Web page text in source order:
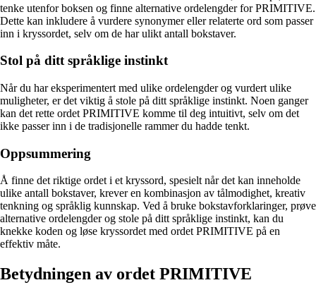
tenke utenfor boksen og finne alternative ordelengder for PRIMITIVE.
Dette kan inkludere å vurdere synonymer eller relaterte ord som passer
inn i kryssordet, selv om de har ulikt antall bokstaver.
Stol på ditt språklige instinkt
Når du har eksperimentert med ulike ordelengder og vurdert ulike
muligheter, er det viktig å stole på ditt språklige instinkt. Noen ganger
kan det rette ordet PRIMITIVE komme til deg intuitivt, selv om det
ikke passer inn i de tradisjonelle rammer du hadde tenkt.
Oppsummering
Å finne det riktige ordet i et kryssord, spesielt når det kan inneholde
ulike antall bokstaver, krever en kombinasjon av tålmodighet, kreativ
tenkning og språklig kunnskap. Ved å bruke bokstavforklaringer, prøve
alternative ordelengder og stole på ditt språklige instinkt, kan du
knekke koden og løse kryssordet med ordet PRIMITIVE på en
effektiv måte.
Betydningen av ordet PRIMITIVE